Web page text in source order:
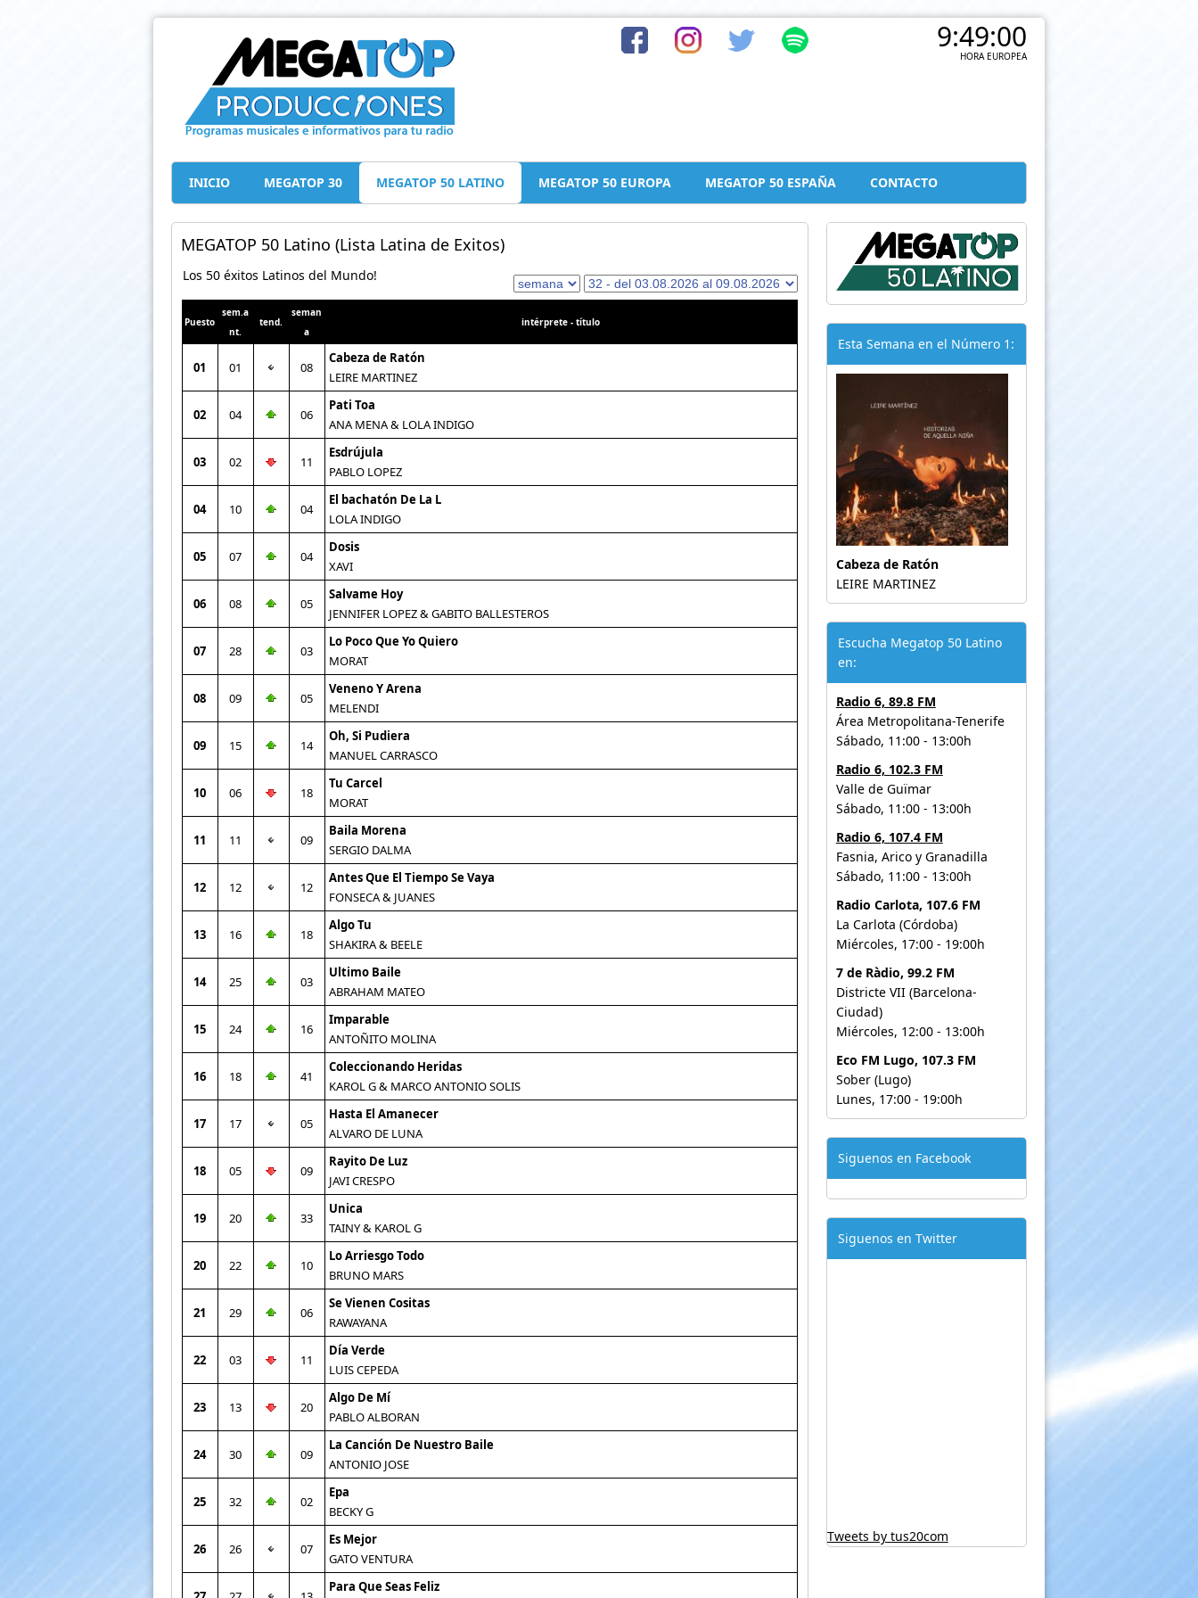
9:49:01
HORA EUROPEA
INICIO MEGATOP 30 MEGATOP 50 LATINO MEGATOP 50 EUROPA MEGATOP 50 ESPAÑA CONTACTO
MEGATOP 50 Latino (Lista Latina de Exitos)
Los 50 éxitos Latinos del Mundo!
Puesto
sem.a
nt.
tend.
seman
a
intérprete - título
01 01 08
Cabeza de Ratón
LEIRE MARTINEZ
02 04 06
Pati Toa
ANA MENA & LOLA INDIGO
03 02 11
Esdrújula
PABLO LOPEZ
04 10 04
El bachatón De La L
LOLA INDIGO
05 07 04
Dosis
XAVI
06 08 05
Salvame Hoy
JENNIFER LOPEZ & GABITO BALLESTEROS
07 28 03
Lo Poco Que Yo Quiero
MORAT
08 09 05
Veneno Y Arena
MELENDI
09 15 14
Oh, Si Pudiera
MANUEL CARRASCO
10 06 18
Tu Carcel
MORAT
11 11 09
Baila Morena
SERGIO DALMA
12 12 12
Antes Que El Tiempo Se Vaya
FONSECA & JUANES
13 16 18
Algo Tu
SHAKIRA & BEELE
14 25 03
Ultimo Baile
ABRAHAM MATEO
15 24 16
Imparable
ANTOÑITO MOLINA
16 18 41
Coleccionando Heridas
KAROL G & MARCO ANTONIO SOLIS
17 17 05
Hasta El Amanecer
ALVARO DE LUNA
18 05 09
Rayito De Luz
JAVI CRESPO
19 20 33
Unica
TAINY & KAROL G
20 22 10
Lo Arriesgo Todo
BRUNO MARS
21 29 06
Se Vienen Cositas
RAWAYANA
22 03 11
Día Verde
LUIS CEPEDA
23 13 20
Algo De Mí
PABLO ALBORAN
24 30 09
La Canción De Nuestro Baile
ANTONIO JOSE
25 32 02
Epa
BECKY G
26 26 07
Es Mejor
GATO VENTURA
Para Que Seas Feliz
Esta Semana en el Número 1:
Cabeza de Ratón
LEIRE MARTINEZ
Escucha Megatop 50 Latino
en:
Radio 6, 89.8 FM
Área Metropolitana-Tenerife
Sábado, 11:00 - 13:00h
Radio 6, 102.3 FM
Valle de Guïmar
Sábado, 11:00 - 13:00h
Radio 6, 107.4 FM
Fasnia, Arico y Granadilla
Sábado, 11:00 - 13:00h
Radio Carlota, 107.6 FM
La Carlota (Córdoba)
Miércoles, 17:00 - 19:00h
7 de Ràdio, 99.2 FM
Districte VII (Barcelona-
Ciudad)
Miércoles, 12:00 - 13:00h
Eco FM Lugo, 107.3 FM
Sober (Lugo)
Lunes, 17:00 - 19:00h
Siguenos en Facebook
Siguenos en Twitter
Tweets by tus20com